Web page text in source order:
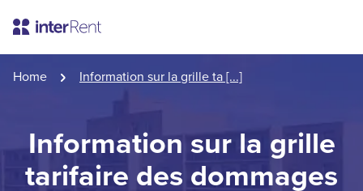
Home Information sur la grille ta [...]
Information sur la grille
tarifaire des dommages